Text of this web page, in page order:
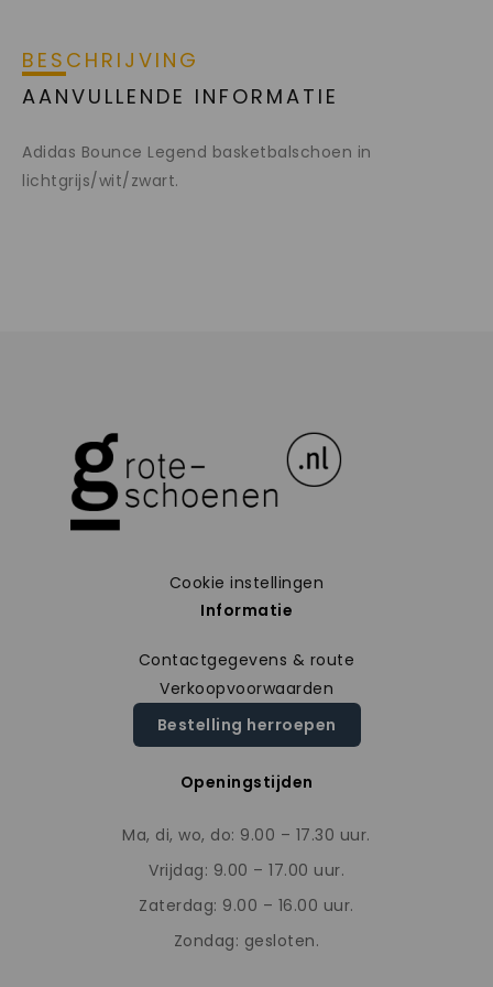
BESCHRIJVING
AANVULLENDE INFORMATIE
Adidas Bounce Legend basketbalschoen in
lichtgrijs/wit/zwart.
Cookie instellingen
Informatie
Contactgegevens & route
Verkoopvoorwaarden
Bestelling herroepen
Openingstijden
Ma, di, wo, do: 9.00 – 17.30 uur.
Vrijdag: 9.00 – 17.00 uur.
Zaterdag: 9.00 – 16.00 uur.
Zondag: gesloten.